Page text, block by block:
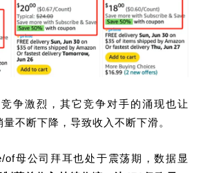
争激烈，其它竞争对手的涌现也让
不断下降，导致收入不断下滑。
of母公司拜耳也处于震荡期，数据显